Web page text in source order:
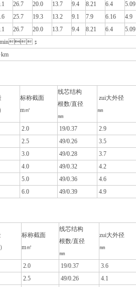
26.7 20.0 13.7 9.4 8.21 6.4 5.09
25.7 19.3 13.2 9.1 7.9 6.16 4.9
26.7 20.0 13.7 9.4 8.21 6.4 5.09
；
标称截面
m㎡
线芯结构
根数/直径
㎜
zui大外径
㎜
2.0 19/0.37 2.9
2.5 49/0.26 3.5
3.0 49/0.28 3.7
4.0 49/0.32 4.2
5.0 49/0.36 4.6
6.0 49/0.39 4.9
标称截面
m㎡
线芯结构
根数/直径
㎜
zui大外径
㎜
2.0 19/0.37 3.6
2.5 49/0.26 4.1